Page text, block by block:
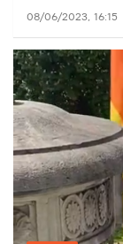
08/06/2023, 16:15